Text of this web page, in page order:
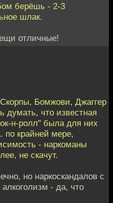
берёшь - 2-3
шлак.
отличные!
Бомжови, Джаггер
думать, что известная
н-ролл" была для них
по крайней мере,
- наркоманы
не скачут.
но наркоскандалов с
- да, что